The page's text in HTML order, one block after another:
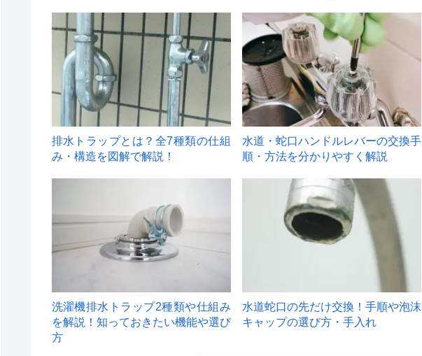
1
排水トラップとは？全7種類の仕組
み・構造を図解で解説！
2
水道・蛇口ハンドルレバーの交換手
順・方法を分かりやすく解説
洗濯機排水トラップ2種類や仕組み
を解説！知っておきたい機能や選び
方
水道蛇口の先だけ交換！手順や泡沫
キャップの選び方・手入れ